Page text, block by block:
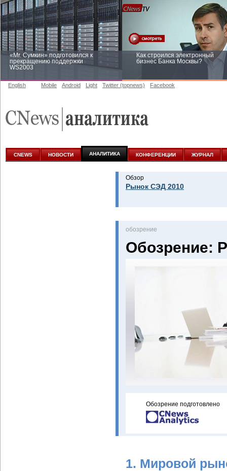
«Mr. Сумкин» подготовился к
прекращению поддержки
WS2003
Как строился электронный
бизнес Банка Москвы?
аналитике
English Mobile Android Light Twitter (topnews) Facebook
CNEWS НОВОСТИ АНАЛИТИКА КОНФЕРЕНЦИИ ЖУРНАЛ
Обзор
Рынок СЭД 2010
oбозрение
Обозрение:
Обозрение подготовлено
1. Мировой